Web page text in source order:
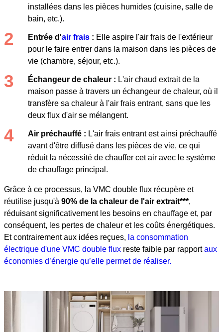
installées dans les pièces humides (cuisine, salle de
bain, etc.).
Entrée d'air frais : Elle aspire l'air frais de l'extérieur
pour le faire entrer dans la maison dans les pièces de
vie (chambre, séjour, etc.).
Échangeur de chaleur : L'air chaud extrait de la
maison passe à travers un échangeur de chaleur, où il
transfère sa chaleur à l'air frais entrant, sans que les
deux flux d'air se mélangent.
Air préchauffé : L'air frais entrant est ainsi préchauffé
avant d'être diffusé dans les pièces de vie, ce qui
réduit la nécessité de chauffer cet air avec le système
de chauffage principal.
Grâce à ce processus, la VMC double flux récupère et
réutilise jusqu'à 90% de la chaleur de l'air extrait***,
réduisant significativement les besoins en chauffage et, par
conséquent, les pertes de chaleur et les coûts énergétiques.
Et contrairement aux idées reçues, la consommation
électrique d'une VMC double flux reste faible par rapportaux
économies d’énergie qu’elle permet de réaliser.